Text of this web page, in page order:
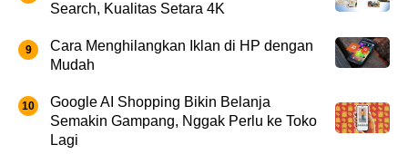
Search, Kualitas Setara 4K
Cara Menghilangkan Iklan di HP dengan
Mudah
Google AI Shopping Bikin Belanja
Semakin Gampang, Nggak Perlu ke Toko
Lagi